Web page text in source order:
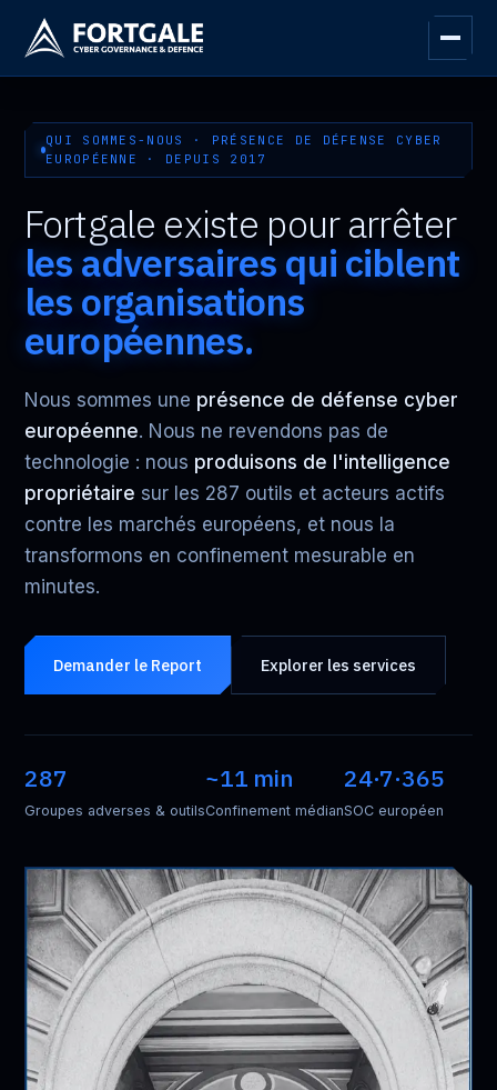
QUI SOMMES-NOUS · PRÉSENCE DE DÉFENSE CYBER
EUROPÉENNE · DEPUIS 2017
Fortgale existe pour arrêter
les adversaires qui ciblent
les organisations
européennes.
Nous sommes une présence de défense cyber
européenne. Nous ne revendons pas de
technologie : nous produisons de l'intelligence
propriétaire sur les 287 outils et acteurs actifs
contre les marchés européens, et nous la
transformons en confinement mesurable en
minutes.
Demander le Report Explorer les services
287
Groupes adverses & outils
~11 min
Confinement médian
24·7·365
SOC européen